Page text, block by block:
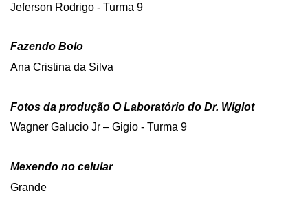
Jeferson Rodrigo - Turma 9
Fazendo Bolo
Ana Cristina da Silva
Fotos da produção O Laboratório do Dr. Wiglot
Wagner Galucio Jr – Gigio - Turma 9
Mexendo no celular
Grande